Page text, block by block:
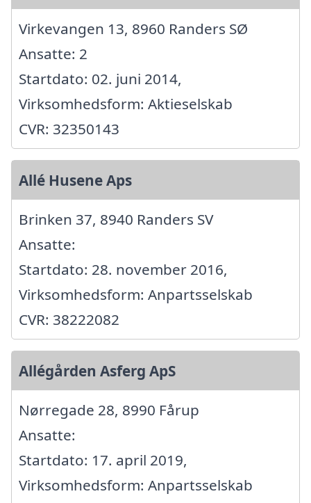
Virkevangen 13, 8960 Randers SØ
Ansatte: 2
Startdato: 02. juni 2014,
Virksomhedsform: Aktieselskab
CVR: 32350143
Allé Husene Aps
Brinken 37, 8940 Randers SV
Ansatte:
Startdato: 28. november 2016,
Virksomhedsform: Anpartsselskab
CVR: 38222082
Allégården Asferg ApS
Nørregade 28, 8990 Fårup
Ansatte:
Startdato: 17. april 2019,
Virksomhedsform: Anpartsselskab